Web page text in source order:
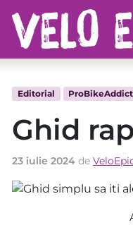
Editorial
Ghid
23 iulie 2024 de